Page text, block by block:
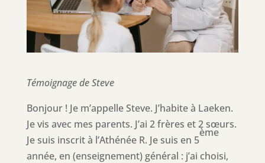
Témoignage de Steve
Bonjour ! Je m’appelle Steve. J’habite à Laeken.
Je vis avec mes parents. J’ai 2 frères et 2 sœurs.
Je suis inscrit à l’Athénée R. Je suis en 5
ème
année, en (enseignement) général : j’ai choisi,